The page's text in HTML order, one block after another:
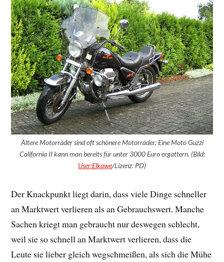
Ältere Motorräder sind oft schönere Motorräder: Eine Moto Guzzi
California II kann man bereits für unter 3000 Euro ergattern. (Bild:
User:Elkawe/Lizenz: PD)
Der Knackpunkt liegt darin, dass viele Dinge schneller
an Marktwert verlieren als an Gebrauchswert. Manche
Sachen kriegt man gebraucht nur deswegen schlecht,
weil sie so schnell an Marktwert verlieren, dass die
Leute sie lieber gleich wegschmeißen, als sich die Mühe